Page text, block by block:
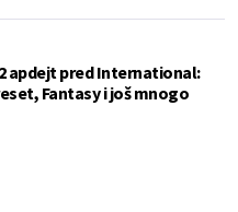
apdejt pred International:
Fantasy i još mnogo